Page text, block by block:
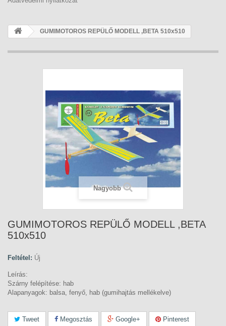
GUMIMOTOROS REPÜLŐ MODELL ,BETA 510x510
Nagyobb
GUMIMOTOROS REPÜLŐ MODELL ,BETA
510x510
Feltétel: Új
Leírás:
Szárny felépítése: hab
Alapanyagok: balsa, fenyő, hab (gumihajtás mellékelve)
Tweet Megosztás Google+ Pinterest